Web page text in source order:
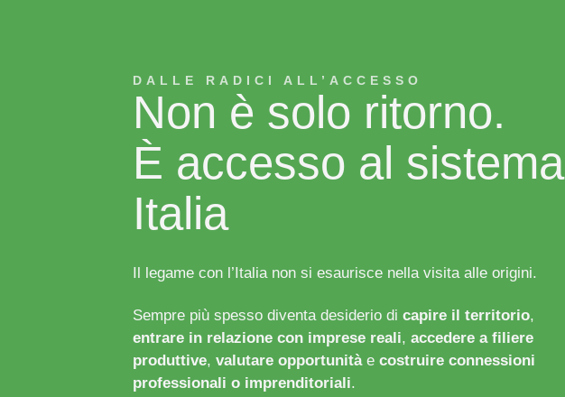
DALLE RADICI ALL’ACCESSO
Non è solo ritorno.
È accesso al sistema
Italia
Il legame con l’Italia non si esaurisce nella visita alle origini.
Sempre più spesso diventa desiderio di capire il territorio,
entrare in relazione con imprese reali, accedere a filiere
produttive, valutare opportunitàe costruire connessioni
professionali o imprenditoriali.